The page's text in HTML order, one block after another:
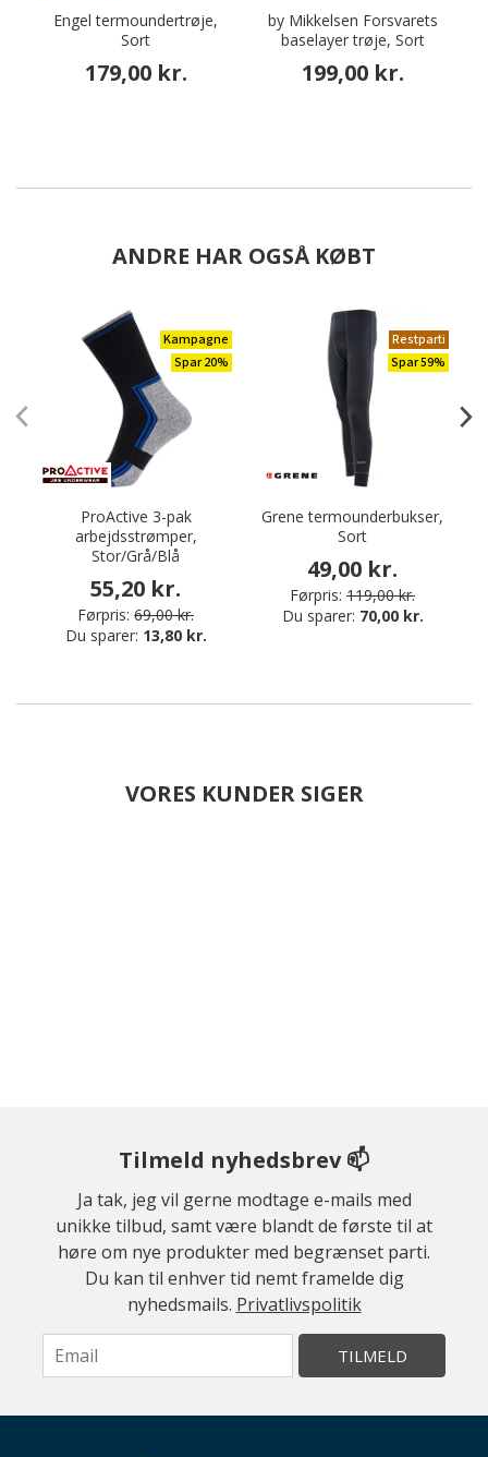
Engel termoundertrøje,
Sort
179,00 kr.
by Mikkelsen Forsvarets
baselayer trøje, Sort
199,00 kr.
ANDRE HAR OGSÅ KØBT
Kampagne
Spar 20%
ProActive 3-pak
arbejdsstrømper,
Stor/Grå/Blå
55,20 kr.
Førpris: 69,00 kr.
Du sparer: 13,80 kr.
Restparti
Spar 59%
Grene termounderbukser,
Sort
49,00 kr.
Førpris: 119,00 kr.
Du sparer: 70,00 kr.
VORES KUNDER SIGER
Tilmeld nyhedsbrev 📫
Ja tak, jeg vil gerne modtage e-mails med
unikke tilbud, samt være blandt de første til at
høre om nye produkter med begrænset parti.
Du kan til enhver tid nemt framelde dig
nyhedsmails. Privatlivspolitik
TILMELD